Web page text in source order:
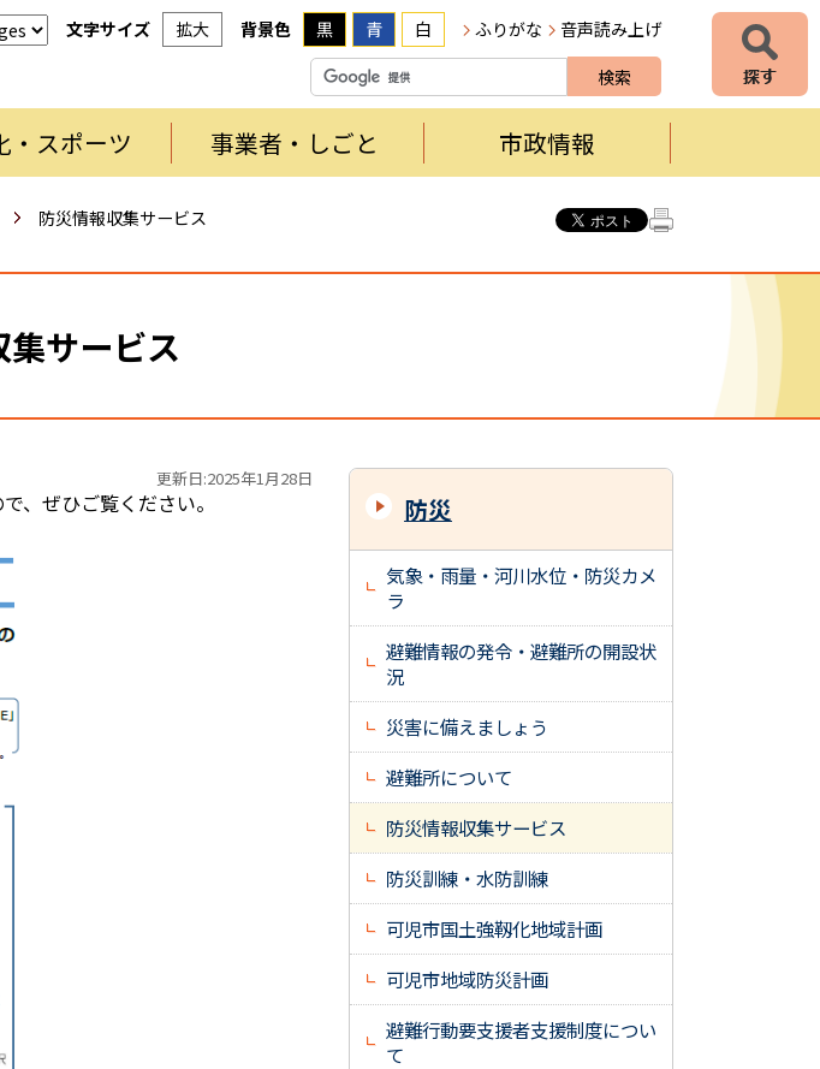
文字サイズ 拡大 背景色 黒 青 白 ふりがな 音声読み上げ
・スポーツ 事業者・しごと 市政情報
防災情報収集サービス
サービス
更新日:2025年1月28日
、ぜひご覧ください。 防災
気象・雨量・河川水位・防災カメ
ラ
避難情報の発令・避難所の開設状
況
災害に備えましょう
避難所について
防災情報収集サービス
防災訓練・水防訓練
可児市国土強靱化地域計画
可児市地域防災計画
避難行動要支援者支援制度につい
て